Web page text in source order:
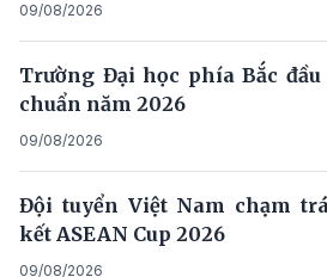
09/08/2026
Trường Đại học phía Bắc
chuẩn năm 2026
09/08/2026
Đội tuyển Việt Nam chạm
kết ASEAN Cup 2026
09/08/2026